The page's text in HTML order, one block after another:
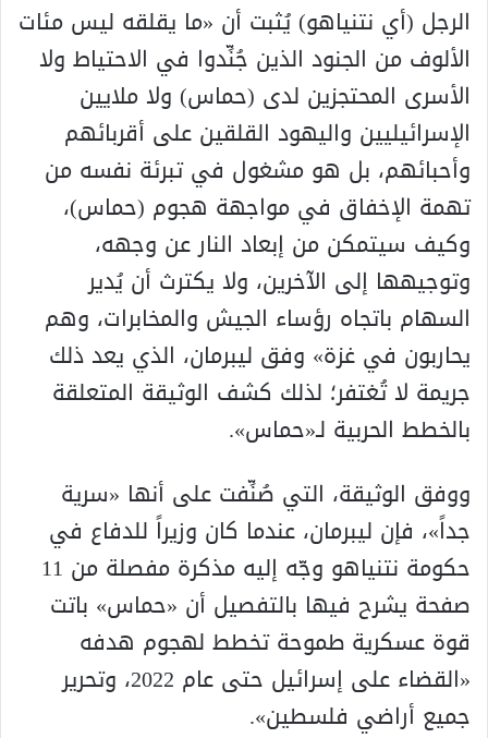
الرجل (أي نتنياهو) يُثبت أن «ما يقلقه ليس مئات
الألوف من الجنود الذين جُنِّدوا في الاحتياط ولا
الأسرى المحتجزين لدى (حماس) ولا ملايين
الإسرائيليين واليهود القلقين على أقربائهم
وأحبائهم، بل هو مشغول في تبرئة نفسه من
تهمة الإخفاق في مواجهة هجوم (حماس)،
وكيف سيتمكن من إبعاد النار عن وجهه،
وتوجيهها إلى الآخرين، ولا يكترث أن يُدير
السهام باتجاه رؤساء الجيش والمخابرات، وهم
يحاربون في غزة» وفق ليبرمان، الذي يعد ذلك
جريمة لا تُغتفر؛ لذلك كشف الوثيقة المتعلقة
بالخطط الحربية لـ«حماس».
ووفق الوثيقة، التي صُنِّفت على أنها «سرية
جداً»، فإن ليبرمان، عندما كان وزيراً للدفاع في
حكومة نتنياهو وجّه إليه مذكرة مفصلة من 11
صفحة يشرح فيها بالتفصيل أن «حماس» باتت
قوة عسكرية طموحة تخطط لهجوم هدفه
«القضاء على إسرائيل حتى عام 2022، وتحرير
جميع أراضي فلسطين».